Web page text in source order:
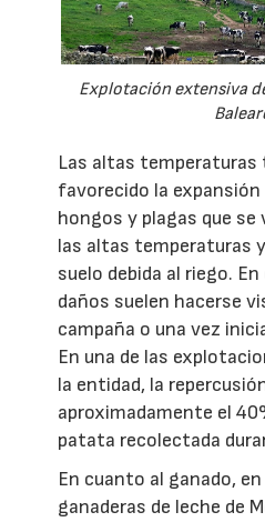
Explotación extensiva
Las altas temperaturas
favorecido la expansión
hongos y plagas que
las altas temperaturas
suelo debida al riego.
daños suelen hacerse
campaña o una vez
En una de las
la entidad, la
aproximadamente el
patata recolectada
En cuanto al ganado,
ganaderas de leche de